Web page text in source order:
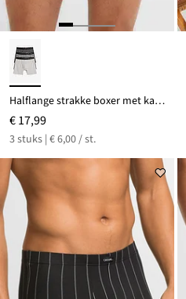
Halflange strakke boxer met katoen (set van 3)
€ 17,99
3 stuks | € 6,00 / st.